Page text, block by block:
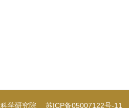
学研究院 苏ICP备05007122号-11